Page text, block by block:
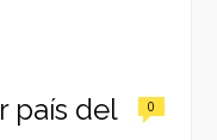
país del
0